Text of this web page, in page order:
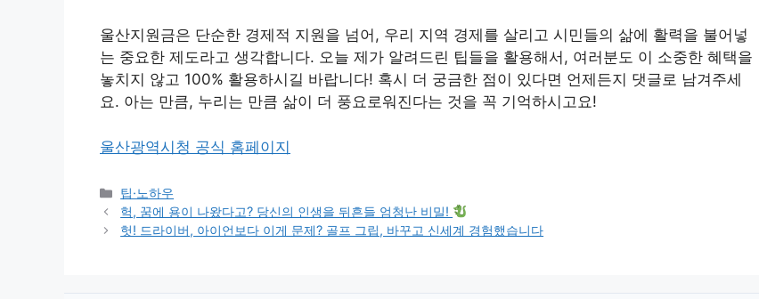
울산지원금은 단순한 경제적 지원을 넘어, 우리 지역 경제를 살리고 시민들의 삶에 활력을 불어넣
는 중요한 제도라고 생각합니다. 오늘 제가 알려드린 팁들을 활용해서, 여러분도 이 소중한 혜택을
놓치지 않고 100% 활용하시길 바랍니다! 혹시 더 궁금한 점이 있다면 언제든지 댓글로 남겨주세
요. 아는 만큼, 누리는 만큼 삶이 더 풍요로워진다는 것을 꼭 기억하시고요!
울산광역시청 공식 홈페이지
Categories
팁·노하우
헉, 꿈에 용이 나왔다고? 당신의 인생을 뒤흔들 엄청난 비밀!
헛! 드라이버, 아이언보다 이게 문제? 골프 그립, 바꾸고 신세계 경험했습니다